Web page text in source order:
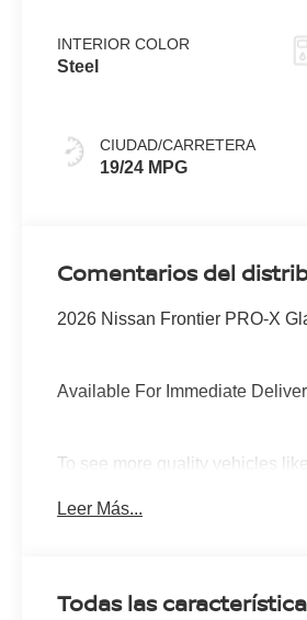
INTERIOR COLOR
Steel
CIUDAD/CARRETERA
19/24 MPG
Comentarios del
2026 Nissan Frontier PRO-X
Available For Immediate
To see more quality vehicles
Leer Más...
Todas las